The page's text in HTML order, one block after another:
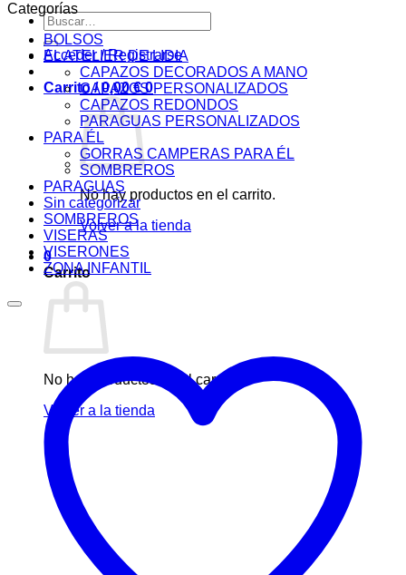
Buscar
por:
Acceder / Registrarse
Carrito /0,00€ 0
No hay productos en el carrito.
Volver a la tienda
0
Carrito
No hay productos en el carrito.
Volver a la tienda
Categorías
BOLSOS
EL ATELIER DE LIDIA
CAPAZOS DECORADOS A MANO
CAPAZOS PERSONALIZADOS
CAPAZOS REDONDOS
PARAGUAS PERSONALIZADOS
PARA ÉL
GORRAS CAMPERAS PARA ÉL
SOMBREROS
PARAGUAS
Sin categorizar
SOMBREROS
VISERAS
VISERONES
ZONA INFANTIL